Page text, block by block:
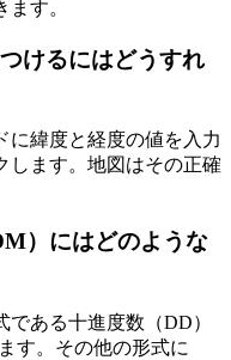
す。
けるにはどうすれ
に緯度と経度の値を入力
します。地図はその正確
）にはどのような
ある十進度数（DD）
す。その他の形式に